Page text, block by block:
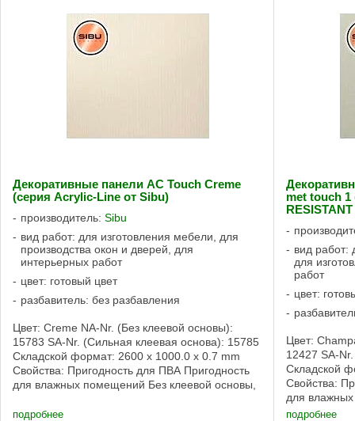
Декоративные панели AC Touch Creme
(серия Acrylic-Line от Sibu)
производитель: Sibu
вид работ: для изготовления мебели, для
производства окон и дверей, для
интерьерных работ
цвет: готовый цвет
разбавитель: без разбавления
Цвет: Creme NA-Nr. (Без клеевой основы):
15783 SA-Nr. (Сильная клеевая основа): 15785
Складской формат: 2600 x 1000.0 x 0.7 mm
Свойства: Пригодность для ПВА Пригодность
для влажных помещений Без клеевой основы,
подробнее
met touch 1
вид работ:
для
работ
цвет:
Цвет:
12427 SA-
Складской
Свойства:
для
подробнее